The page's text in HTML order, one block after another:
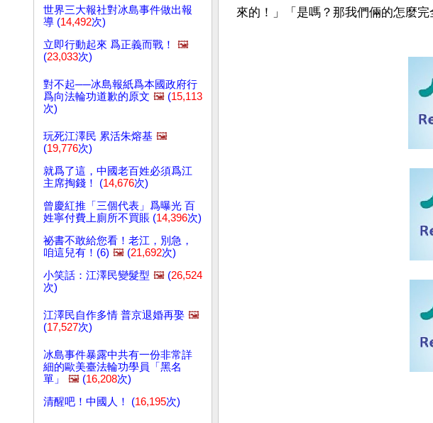
世界三大報社對冰島事件做出報
導 (14,492次)
立即行動起來 爲正義而戰！
🖼️
(23,033次)
對不起──冰島報紙爲本國政府行
爲向法輪功道歉的原文 🖼️ (15,113
次)
玩死江澤民 累活朱熔基 🖼️
(19,776次)
就爲了這，中國老百姓必須爲江
主席掏錢！ (14,676次)
曾慶紅推「三個代表」爲曝光 百
姓寧付費上廁所不買賬 (14,396次)
祕書不敢給您看！老江，別急，
咱這兒有！(6) 🖼️ (21,692次)
小笑話：江澤民變髮型 🖼️ (26,524
次)
江澤民自作多情 普京退婚再娶 🖼️
(17,527次)
冰島事件暴露中共有一份非常詳
細的歐美臺法輪功學員「黑名
單」
🖼️ (16,208次)
清醒吧！中國人！ (16,195次)
來的！」「是嗎？那我們倆的怎麼